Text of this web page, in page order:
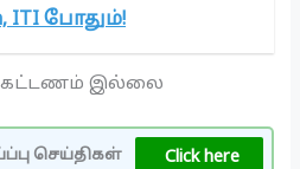
ITI போதும்!
கட்டணம் இல்லை
செய்திகள் Click here